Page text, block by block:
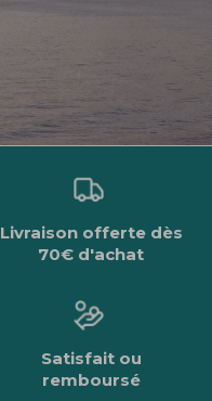
Livraison offerte dès
70€ d'achat
Satisfait ou
remboursé